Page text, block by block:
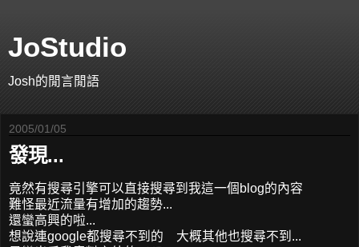
JoStudio
Josh的閒言閒語
2005/01/05
發現...
竟然有搜尋引擎可以直接搜尋到我這一個blog的內容
難怪最近流量有增加的趨勢...
還蠻高興的啦...
想說連google都搜尋不到的 大概其他也搜尋不到...